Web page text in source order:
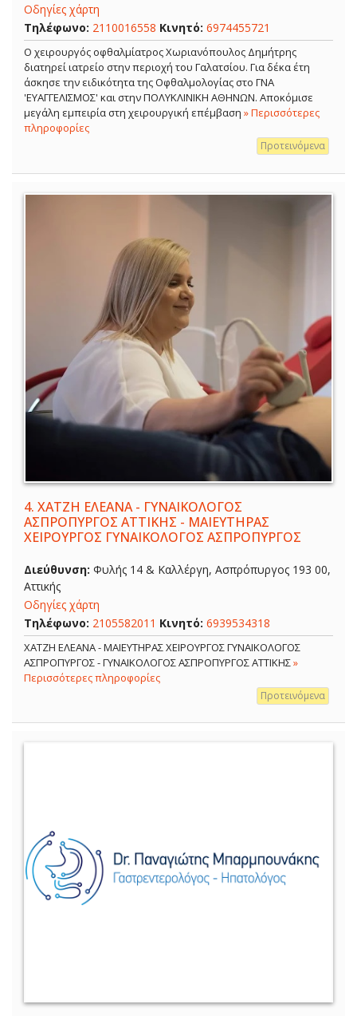
Οδηγίες χάρτη
Τηλέφωνο: 2110016558 Κινητό: 6974455721
Ο χειρουργός οφθαλμίατρος Χωριανόπουλος Δημήτρης
διατηρεί ιατρείο στην περιοχή του Γαλατσίου. Για δέκα έτη
άσκησε την ειδικότητα της Οφθαλμολογίας στο ΓΝΑ
'ΕΥΑΓΓΕΛΙΣΜΟΣ' και στην ΠΟΛΥΚΛΙΝΙΚΗ ΑΘΗΝΩΝ. Αποκόμισε
μεγάλη εμπειρία στη χειρουργική επέμβαση » Περισσότερες
πληροφορίες
Προτεινόμενα
4. ΧΑΤΖΗ ΕΛΕΑΝΑ - ΓΥΝΑΙΚΟΛΟΓΟΣ
ΑΣΠΡΟΠΥΡΓΟΣ ΑΤΤΙΚΗΣ - ΜΑΙΕΥΤΗΡΑΣ
ΧΕΙΡΟΥΡΓΟΣ ΓΥΝΑΙΚΟΛΟΓΟΣ ΑΣΠΡΟΠΥΡΓΟΣ
Διεύθυνση: Φυλής 14 & Καλλέργη, Ασπρόπυργος 193 00,
Αττικής
Οδηγίες χάρτη
Τηλέφωνο: 2105582011 Κινητό: 6939534318
ΧΑΤΖΗ ΕΛΕΑΝΑ - ΜΑΙΕΥΤΗΡΑΣ ΧΕΙΡΟΥΡΓΟΣ ΓΥΝΑΙΚΟΛΟΓΟΣ
ΑΣΠΡΟΠΥΡΓΟΣ - ΓΥΝΑΙΚΟΛΟΓΟΣ ΑΣΠΡΟΠΥΡΓΟΣ ΑΤΤΙΚΗΣ»
Περισσότερες πληροφορίες
Προτεινόμενα